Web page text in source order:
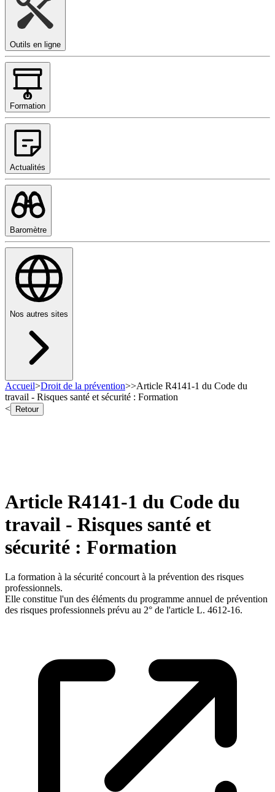
Outils en ligne
Formation
Actualités
Baromètre
Nos autres sites
Accueil>Droit de la prévention>>Article R4141-1 du Code du
travail - Risques santé et sécurité : Formation
<
Retour
Article R4141-1 du Code du
travail - Risques santé et
sécurité : Formation
La formation à la sécurité concourt à la prévention des risques
professionnels.
Elle constitue l'un des éléments du programme annuel de prévention
des risques professionnels prévu au 2° de l'article L. 4612-16.